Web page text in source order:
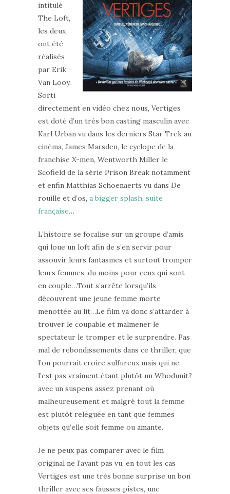
intitulé
The Loft,
les deux
ont été
réalisés
par Erik
Van Looy.
Sorti
directement en vidéo chez nous, Vertiges
est doté d’un très bon casting masculin avec
Karl Urban vu dans les derniers Star Trek au
cinéma, James Marsden, le cyclope de la
franchise X-men, Wentworth Miller le
Scofield de la série Prison Break notamment
et enfin Matthias Schoenaerts vu dans De
rouille et d’os, a bigger splash, suite
française…
L’histoire se focalise sur un groupe d’amis
qui loue un loft afin de s’en servir pour
assouvir leurs fantasmes et surtout tromper
leurs femmes, du moins pour ceux qui sont
en couple…Tout s’arrête lorsqu’ils
découvrent une jeune femme morte
menottée au lit…Le film va donc s’attarder à
trouver le coupable et malmener le
spectateur le tromper et le surprendre. Pas
mal de rebondissements dans ce thriller, que
l’on pourrait croire sulfureux mais qui ne
l’est pas vraiment étant plutôt un Whodunit?
avec un suspens assez prenant où
malheureusement et malgré tout la femme
est plutôt reléguée en tant que femmes
objets qu’elle soit femme ou amante.
Je ne peux pas comparer avec le film
original ne l’ayant pas vu, en tout les cas
Vertiges est une très bonne surprise un bon
thriller avec ses fausses pistes, une